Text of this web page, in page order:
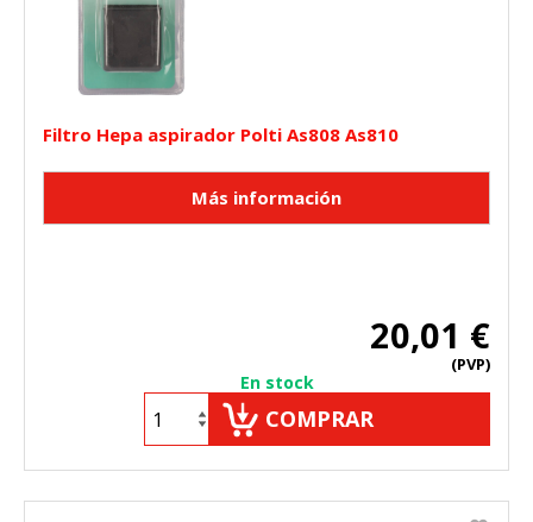
Filtro Hepa aspirador Polti As808 As810
20,01 €
(PVP)
En stock
COMPRAR